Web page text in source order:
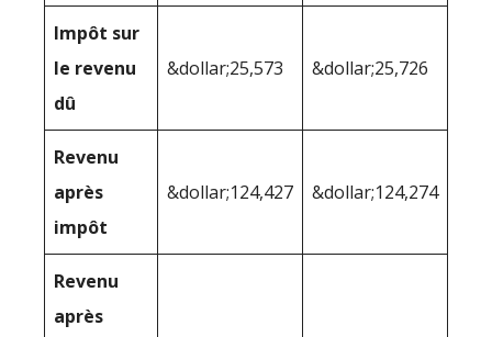
Impôt sur
le revenu
dû
&dollar;25,573 &dollar;25,726
Revenu
après
impôt
&dollar;124,427 &dollar;124,274
Revenu
après